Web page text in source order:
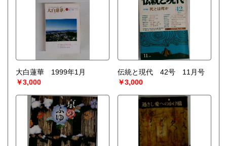
大白蓮華 1999年1月
￥3,000
伝統と現代 42号 11月号
￥3,000